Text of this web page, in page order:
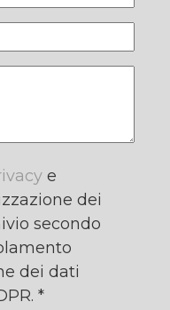
e
dei
secondo
dei dati
*